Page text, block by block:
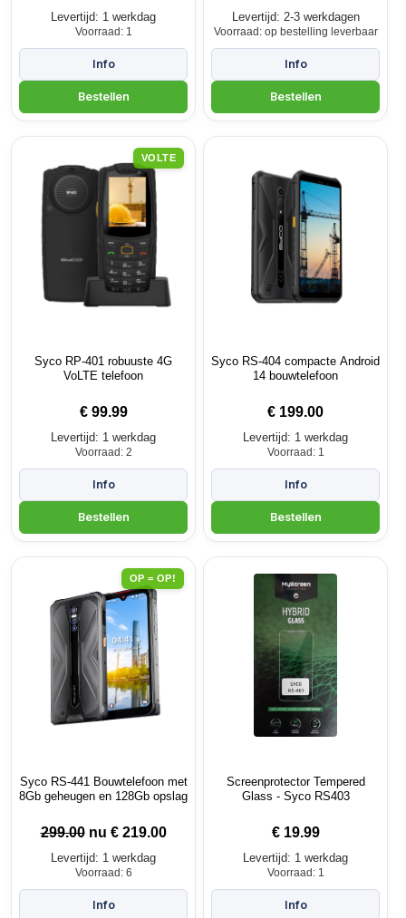
Levertijd: 1 werkdag
Voorraad: 1
Levertijd: 2-3 werkdagen
Voorraad: op bestelling leverbaar
VOLTE
Syco RP-401 robuuste 4G
VoLTE telefoon
€ 99.99
Levertijd: 1 werkdag
Voorraad: 2
Syco RS-404 compacte Android
14 bouwtelefoon
€ 199.00
Levertijd: 1 werkdag
Voorraad: 1
OP = OP!
Syco RS-441 Bouwtelefoon met
8Gb geheugen en 128Gb opslag
299.00nu € 219.00
Levertijd: 1 werkdag
Voorraad: 6
Screenprotector Tempered
Glass - Syco RS403
€ 19.99
Levertijd: 1 werkdag
Voorraad: 1